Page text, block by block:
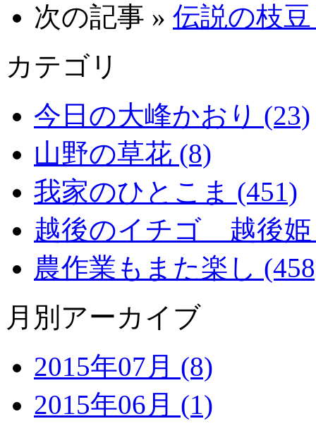
次の記事 » 伝説の枝
カテゴリ
今日の大峰かおり (23)
山野の草花 (8)
我家のひとこま (451)
越後のイチゴ 越後姫
農作業もまた楽し
月別アーカイブ
2015年07月 (8)
2015年06月 (1)